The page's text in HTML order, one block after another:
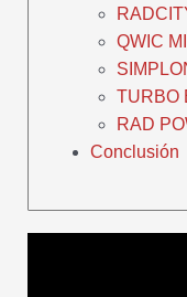
QWIC
TURBO
RAD
Conclusión